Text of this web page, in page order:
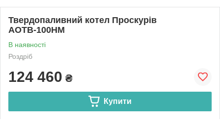
Твердопаливний котел Проскурів
АОТВ-100НМ
В наявності
Роздріб
124 460 ₴
Купити